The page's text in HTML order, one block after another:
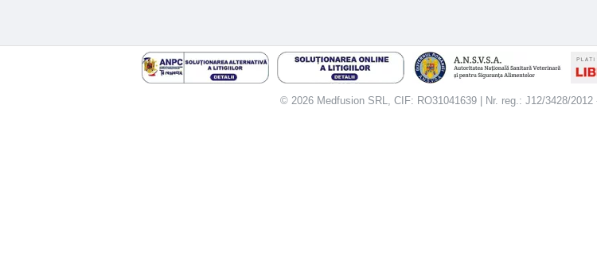
© 2026 Medfusion SRL, CIF: RO31041639 | Nr. reg.: J12/3428/